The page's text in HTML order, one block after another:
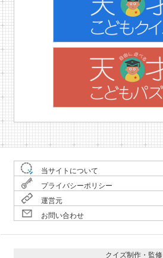
当サイトについて
プライバシーポリシー
運営元
お問い合わせ
クイズ制作・監修